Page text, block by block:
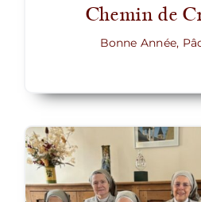
Chemin de
Bonne Année,